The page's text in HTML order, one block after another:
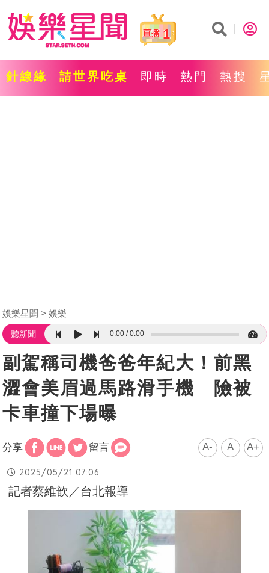
1
針線緣 請世界吃桌 即時 熱門 熱搜
娛樂星聞 娛樂
聽新聞 0:00 0:00
副駕稱司機爸爸年紀大！前黑
澀會美眉過馬路滑手機 險被
卡車撞下場曝
分享 留言 A- A A+
2025/05/21 07:06
記者蔡維歆／台北報導